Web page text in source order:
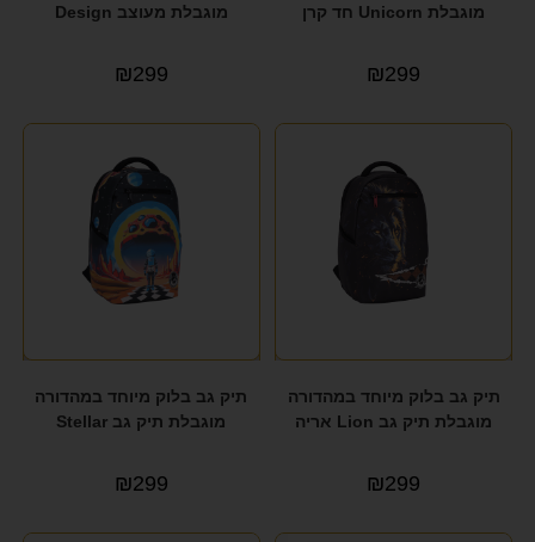
מוגבלת Unicorn חד קרן
₪299
מוגבלת מעוצב Design
₪299
תיק גב בלוק מיוחד במהדורה
מוגבלת תיק גב Lion אריה
₪299
תיק גב בלוק מיוחד במהדורה
מוגבלת תיק גב Stellar
₪299